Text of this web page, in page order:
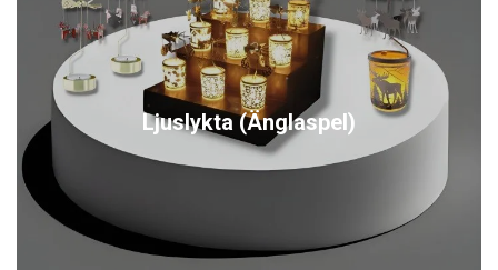
Ljuslykta (Änglaspel)